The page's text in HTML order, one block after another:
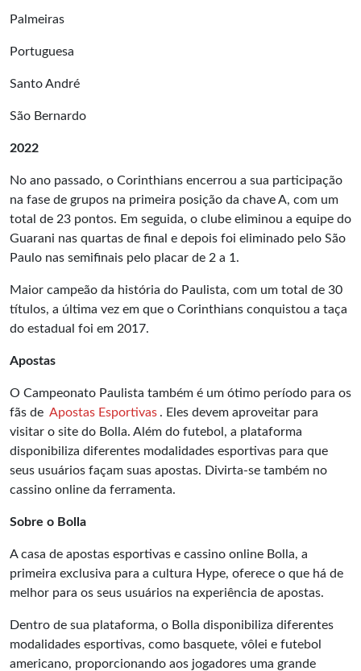
Palmeiras
Portuguesa
Santo André
São Bernardo
2022
No ano passado, o Corinthians encerrou a sua participação
na fase de grupos na primeira posição da chave A, com um
total de 23 pontos. Em seguida, o clube eliminou a equipe do
Guarani nas quartas de final e depois foi eliminado pelo São
Paulo nas semifinais pelo placar de 2 a 1.
Maior campeão da história do Paulista, com um total de 30
títulos, a última vez em que o Corinthians conquistou a taça
do estadual foi em 2017.
Apostas
O Campeonato Paulista também é um ótimo período para os
fãs de Apostas Esportivas . Eles devem aproveitar para
visitar o site do Bolla. Além do futebol, a plataforma
disponibiliza diferentes modalidades esportivas para que
seus usuários façam suas apostas. Divirta-se também no
cassino online da ferramenta.
Sobre o Bolla
A casa de apostas esportivas e cassino online Bolla, a
primeira exclusiva para a cultura Hype, oferece o que há de
melhor para os seus usuários na experiência de apostas.
Dentro de sua plataforma, o Bolla disponibiliza diferentes
modalidades esportivas, como basquete, vôlei e futebol
americano, proporcionando aos jogadores uma grande